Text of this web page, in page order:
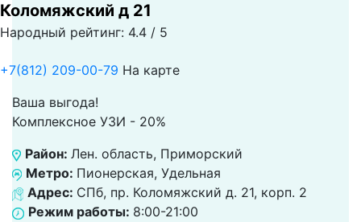
Коломяжский д 21
Народный рейтинг: 4.4 / 5
+7(812) 209-00-79 На карте
Ваша выгода!
Комплексное УЗИ - 20%
Район: Лен. область, Приморский
Метро: Пионерская, Удельная
Адрес: СПб, пр. Коломяжский д. 21, корп. 2
Режим работы: 8:00-21:00